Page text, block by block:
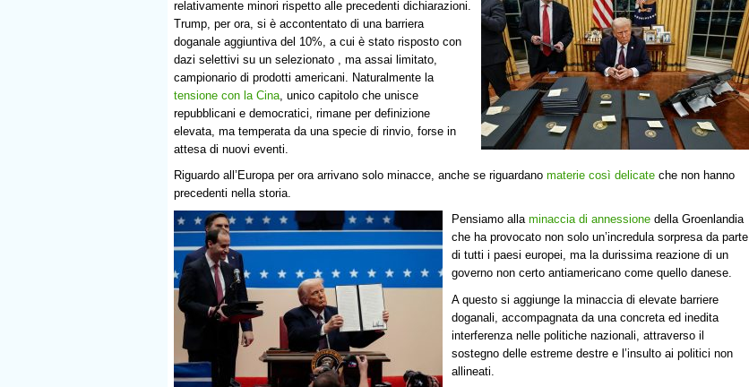
relativamente minori rispetto alle precedenti dichiarazioni.
Trump, per ora, si è accontentato di una barriera
doganale aggiuntiva del 10%, a cui è stato risposto con
dazi selettivi su un selezionato , ma assai limitato,
campionario di prodotti americani. Naturalmente la
tensione con la Cina, unico capitolo che unisce
repubblicani e democratici, rimane per definizione
elevata, ma temperata da una specie di rinvio, forse in
attesa di nuovi eventi.
Riguardo all’Europa per ora arrivano solo minacce, anche se riguardano materie così delicate che non hanno
precedenti nella storia.
Pensiamo alla minaccia di annessione della Groenlandia
che ha provocato non solo un’incredula sorpresa da parte
di tutti i paesi europei, ma la durissima reazione di un
governo non certo antiamericano come quello danese.
A questo si aggiunge la minaccia di elevate barriere
doganali, accompagnata da una concreta ed inedita
interferenza nelle politiche nazionali, attraverso il
sostegno delle estreme destre e l’insulto ai politici non
allineati.